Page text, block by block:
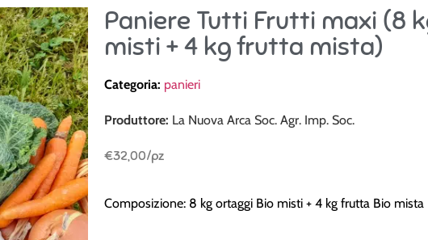
Paniere Tutti Frutti maxi (8
misti + 4 kg frutta mista)
Categoria: panieri
Produttore: La Nuova Arca Soc. Agr. Imp. Soc.
€32,00/pz
Composizione: 8 kg ortaggi Bio misti + 4 kg frutta Bio mista